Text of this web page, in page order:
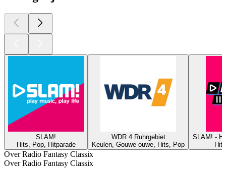
SLAM!
Hits, Pop, Hitparade
WDR 4 Ruhrgebiet
Keulen, Gouwe ouwe, Hits, Pop
SLAM! -
Over Radio Fantasy Classix
Over Radio Fantasy Classix